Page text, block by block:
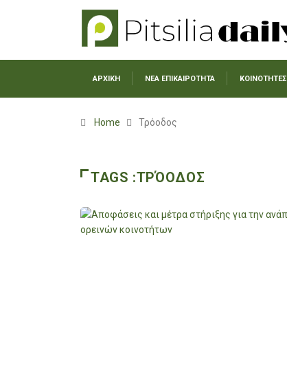
ΑΡΧΙΚΗ ΝΕΑ ΕΠΙΚΑΙΡΟΤΗΤΑ ΚΟΙΝΟΤΗΤΕΣ
Home Τρόοδος
TAGS :ΤΡΌΟΔΟΣ